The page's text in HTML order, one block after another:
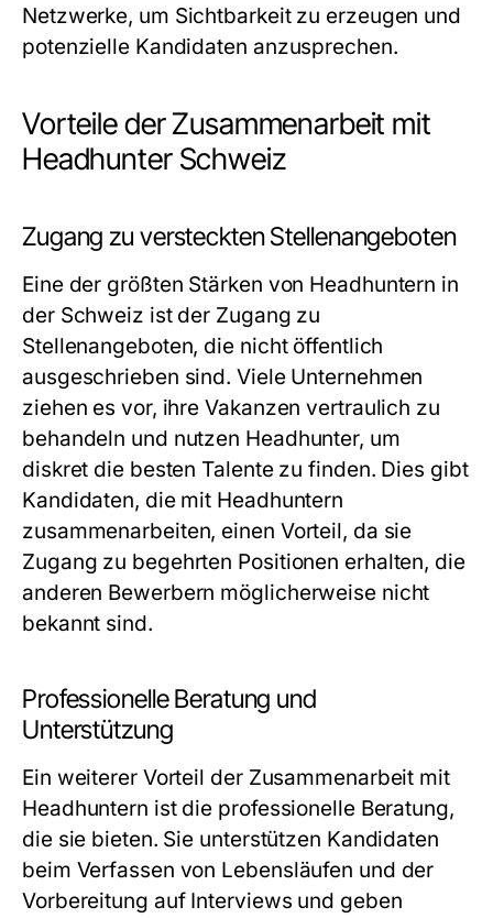
Netzwerke, um Sichtbarkeit zu erzeugen und
potenzielle Kandidaten anzusprechen.
Vorteile der Zusammenarbeit mit
Headhunter Schweiz
Zugang zu versteckten Stellenangeboten
Eine der größten Stärken von Headhuntern in
der Schweiz ist der Zugang zu
Stellenangeboten, die nicht öffentlich
ausgeschrieben sind. Viele Unternehmen
ziehen es vor, ihre Vakanzen vertraulich zu
behandeln und nutzen Headhunter, um
diskret die besten Talente zu finden. Dies gibt
Kandidaten, die mit Headhuntern
zusammenarbeiten, einen Vorteil, da sie
Zugang zu begehrten Positionen erhalten, die
anderen Bewerbern möglicherweise nicht
bekannt sind.
Professionelle Beratung und
Unterstützung
Ein weiterer Vorteil der Zusammenarbeit mit
Headhuntern ist die professionelle Beratung,
die sie bieten. Sie unterstützen Kandidaten
beim Verfassen von Lebensläufen und der
Vorbereitung auf Interviews und geben